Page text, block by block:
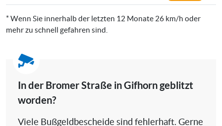
* Wenn Sie innerhalb der letzten 12 Monate 26 km/h oder
mehr zu schnell gefahren sind.
In der Bromer Straße in Gifhorn geblitzt
worden?
Viele Bußgeldbescheide sind fehlerhaft. Gerne